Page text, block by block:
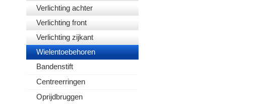
Verlichting achter
Verlichting front
Verlichting zijkant
Wielentoebehoren
Bandenstift
Centreerringen
Oprijdbruggen